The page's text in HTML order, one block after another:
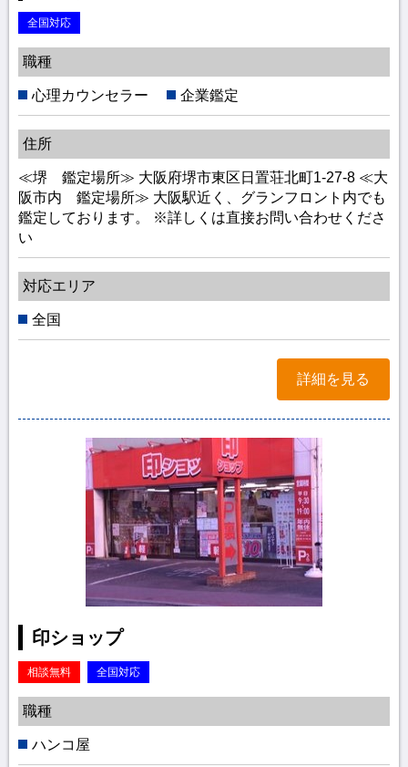
全国対応
職種
心理カウンセラー 企業鑑定
住所
≪堺 鑑定場所≫ 大阪府堺市東区日置荘北町1-27-8 ≪大
阪市内 鑑定場所≫ 大阪駅近く、グランフロント内でも
鑑定しております。 ※詳しくは直接お問い合わせくださ
い
対応エリア
全国
詳細を見る
印ショップ
相談無料 全国対応
職種
ハンコ屋